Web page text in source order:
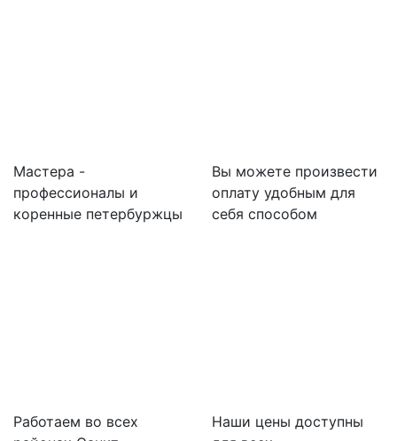
Мастера -
профессионалы и
коренные петербуржцы
Вы можете произвести
оплату удобным для
себя способом
Работаем во всех
Наши цены доступны